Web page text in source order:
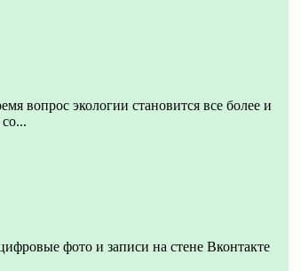
вопрос экологии становится все более и
фото и записи на стене Вконтакте